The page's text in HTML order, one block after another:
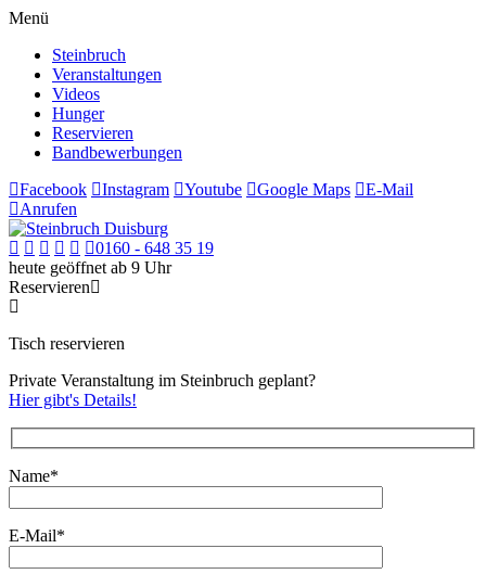
Menü
Steinbruch
Veranstaltungen
Videos
Hunger
Reservieren
Bandbewerbungen
Facebook
Instagram Youtube Google Maps
E-Mail
Anrufen
0160 - 648 35 19
heute geöffnet ab 9 Uhr
Reservieren
Tisch reservieren
Private Veranstaltung im Steinbruch geplant?
Hier gibt's Details!
Name*
E-Mail*